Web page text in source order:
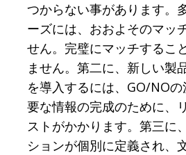
つからない事があります。
ーズには、おおよそのマッ
せん。完璧にマッチするこ
ません。第二に、新しい製
を導入するには、GO/NO
要な情報の完成のために、
ストがかかります。第三に
ションが個別に定義され、